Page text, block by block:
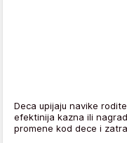
Deca upijaju navike
efektinija kazna ili
promene kod dece i